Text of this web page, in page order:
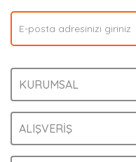
Ürün fiyatı diğer
Bu ürüne benzer farklı
KURUMSAL
ALIŞVERİŞ